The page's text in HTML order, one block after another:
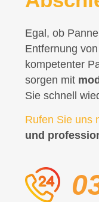
Egal, ob
Entfernung
kompetenter
sorgen mit
Sie schnell
Rufen Sie uns
und